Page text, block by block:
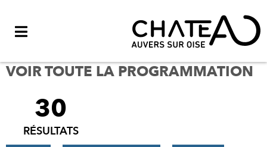
VOIR TOUTE LA PROGRAMMATION
FILTRER
RÉSULTATS
30
RÉSULTATS